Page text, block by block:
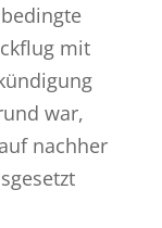
mit
war,
nachher